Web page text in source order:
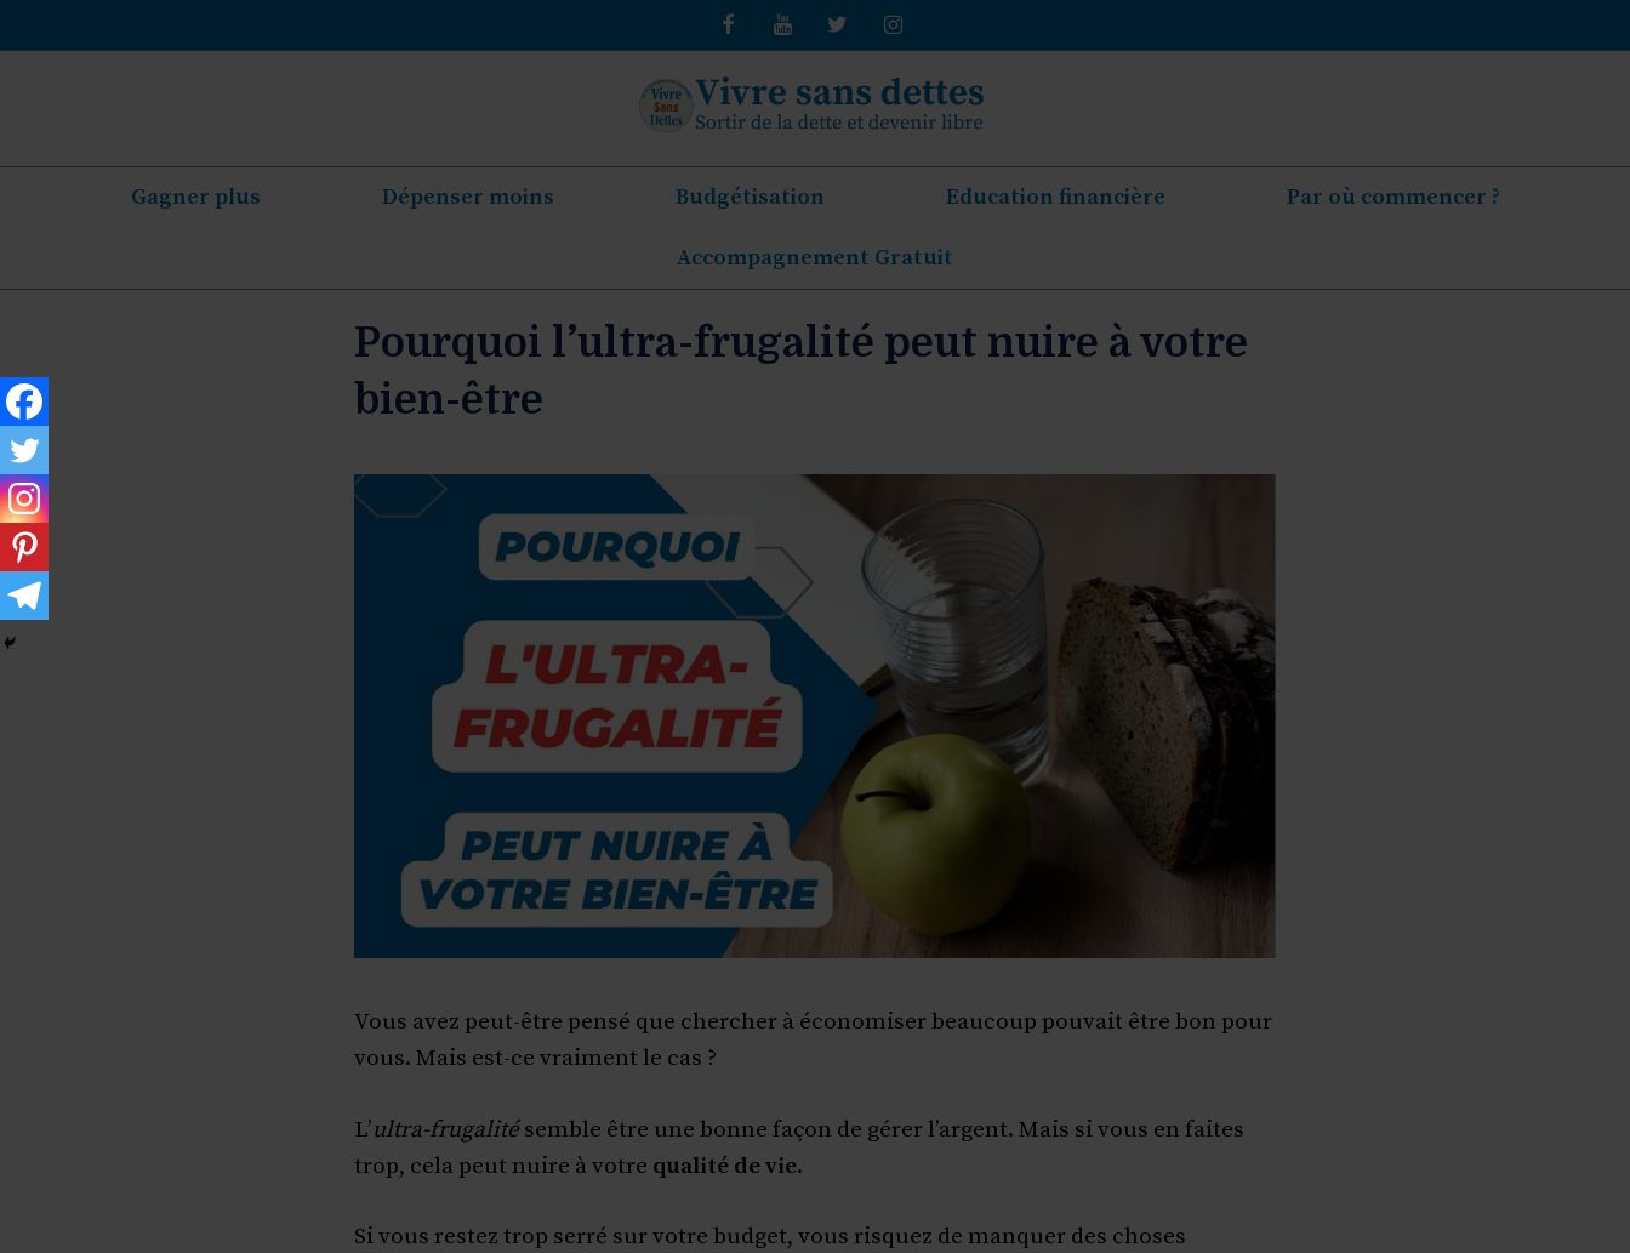
au
Gagner plus Dépenser moins Budgétisation Education financière Par où commencer ?
Accompagnement Gratuit
Pourquoi l’ultra-frugalité peut nuire à votre
bien-être
Vous avez peut-être pensé que chercher à économiser beaucoup pouvait être bon pour
vous. Mais est-ce vraiment le cas ?
L’ultra-frugalitésemble être une bonne façon de gérer l’argent. Mais si vous en faites
trop, cela peut nuire à votre qualité de vie.
Si vous restez trop serré sur votre budget, vous risquez de manquer des choses